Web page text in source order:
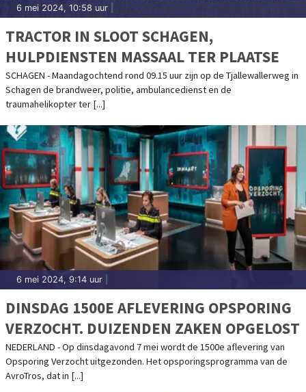
6 mei 2024, 10:58 uur
TRACTOR IN SLOOT SCHAGEN,
HULPDIENSTEN MASSAAL TER PLAATSE
SCHAGEN - Maandagochtend rond 09.15 uur zijn op de Tjallewallerweg in
Schagen de brandweer, politie, ambulancedienst en de
traumahelikopter ter [...]
6 mei 2024, 9:14 uur
DINSDAG 1500E AFLEVERING OPSPORING
VERZOCHT. DUIZENDEN ZAKEN OPGELOST
NEDERLAND - Op dinsdagavond 7 mei wordt de 1500e aflevering van
Opsporing Verzocht uitgezonden. Het opsporingsprogramma van de
AvroTros, dat in [...]